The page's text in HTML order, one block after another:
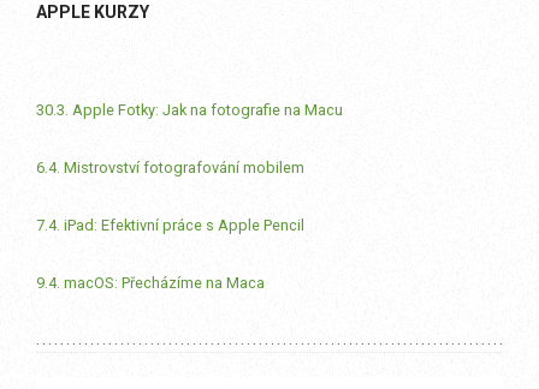
APPLE KURZY
30.3. Apple Fotky: Jak na fotografie na Macu
6.4. Mistrovství fotografování mobilem
7.4. iPad: Efektivní práce s Apple Pencil
9.4. macOS: Přecházíme na Maca